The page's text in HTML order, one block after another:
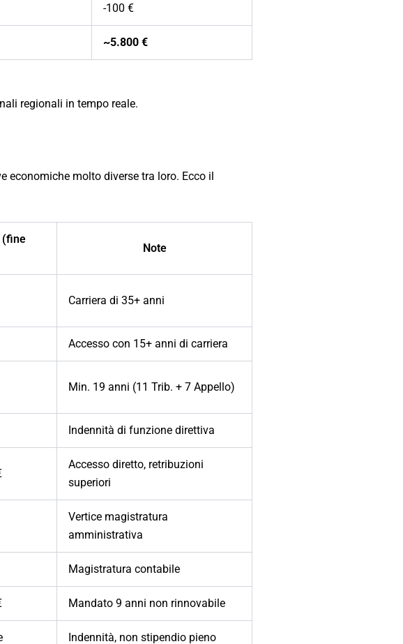
-100 €
~5.800 €
regionali in tempo reale.
economiche molto diverse tra loro. Ecco il
(fine
Note
Carriera di 35+ anni
Accesso con 15+ anni di carriera
Min. 19 anni (11 Trib. + 7 Appello)
Indennità di funzione direttiva
Accesso diretto, retribuzioni
superiori
Vertice magistratura
amministrativa
Magistratura contabile
Mandato 9 anni non rinnovabile
Indennità, non stipendio pieno